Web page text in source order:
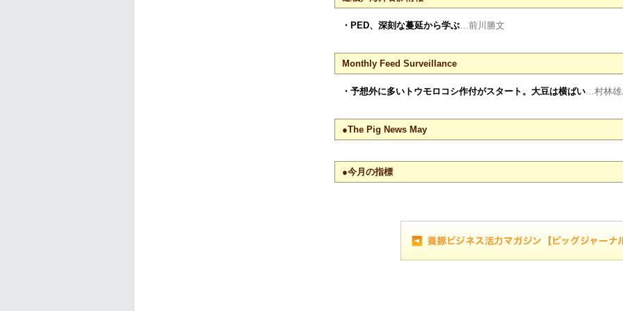
・PED、深刻な蔓延から学ぶ…前川勝文
Monthly Feed Surveillance
・予想外に多いトウモロコシ作付がスタート。大豆は横ばい…村林雄
●The Pig News May
●今月の指標